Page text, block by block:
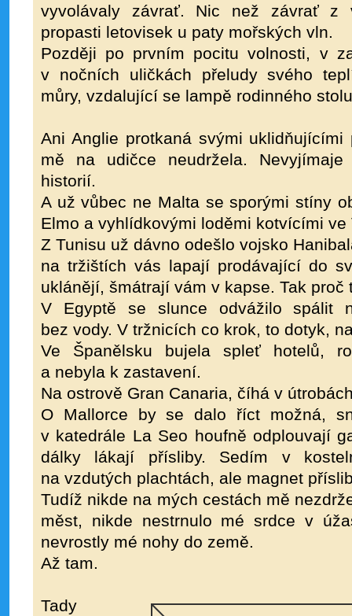
vyvolávaly závrať. Nic než závrať z
propasti letovisek u paty mořských vln.
Později po prvním pocitu volnosti, v
v nočních uličkách přeludy svého
můry, vzdalující se lampě rodinného
Ani Anglie protkaná svými uklidňujícími
mě na udičce neudržela.
historií.
A už vůbec ne Malta se sporými stíny
Elmo a vyhlídkovými loděmi kotvícími ve
Z Tunisu už dávno odešlo vojsko
na tržištích vás lapají prodávající do
uklánějí, šmátrají vám v kapse. Tak proč
V Egyptě se slunce odvážilo spálit
bez vody. V tržnicích co krok, to dotyk,
Ve Španělsku bujela spleť hotelů,
a nebyla k zastavení.
Na ostrově Gran Canaria, číhá v
O Mallorce by se dalo říct možná,
v katedrále La Seo houfně odplouvají
dálky lákají přísliby. Sedím v
na vzdutých plachtách, ale magnet
Tudíž nikde na mých cestách mě
měst, nikde nestrnulo mé srdce v
nevrostly mé nohy do země.
Až tam.
Tady